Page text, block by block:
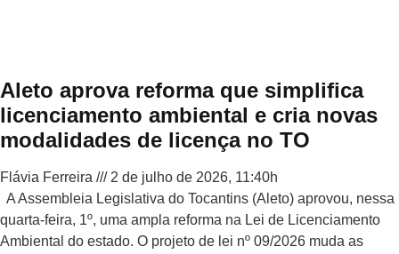
Aleto aprova reforma que simplifica
licenciamento ambiental e cria novas
modalidades de licença no TO
Flávia Ferreira
2 de julho de 2026, 11:40h
A Assembleia Legislativa do Tocantins (Aleto) aprovou, nessa
quarta-feira, 1º, uma ampla reforma na Lei de Licenciamento
Ambiental do estado. O projeto de lei nº 09/2026 muda as